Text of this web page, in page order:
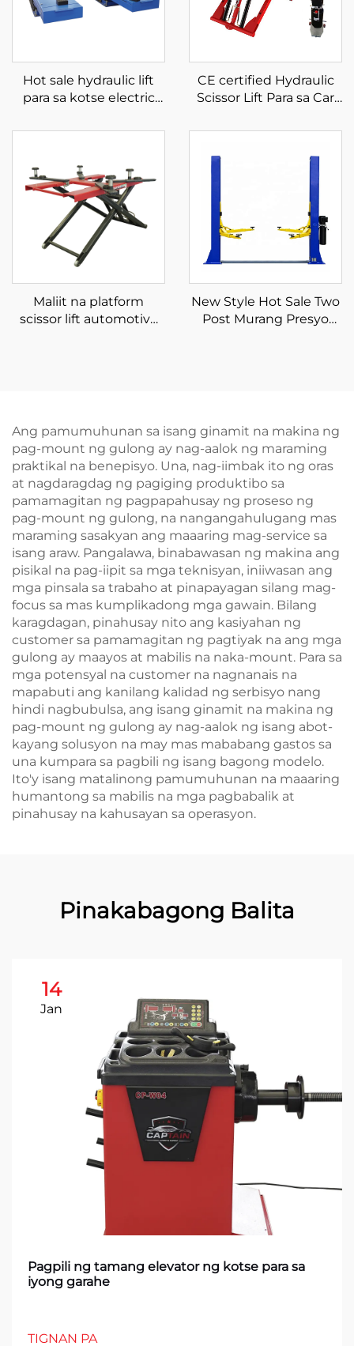
Hot sale hydraulic lift
para sa kotse electric
scissor lift para sa kotse
CE certified Hydraulic
Scissor Lift Para sa Car
Lifter
Maliit na platform
scissor lift automotive
New Style Hot Sale Two
Post Murang Presyo
Ang pamumuhunan sa isang ginamit na makina ng
pag-mount ng gulong ay nag-aalok ng maraming
praktikal na benepisyo. Una, nag-iimbak ito ng oras
at nagdaragdag ng pagiging produktibo sa
pamamagitan ng pagpapahusay ng proseso ng
pag-mount ng gulong, na nangangahulugang mas
maraming sasakyan ang maaaring mag-service sa
isang araw. Pangalawa, binabawasan ng makina ang
pisikal na pag-iipit sa mga teknisyan, iniiwasan ang
mga pinsala sa trabaho at pinapayagan silang mag-
focus sa mas kumplikadong mga gawain. Bilang
karagdagan, pinahusay nito ang kasiyahan ng
customer sa pamamagitan ng pagtiyak na ang mga
gulong ay maayos at mabilis na naka-mount. Para sa
mga potensyal na customer na nagnanais na
mapabuti ang kanilang kalidad ng serbisyo nang
hindi nagbubulsa, ang isang ginamit na makina ng
pag-mount ng gulong ay nag-aalok ng isang abot-
kayang solusyon na may mas mababang gastos sa
una kumpara sa pagbili ng isang bagong modelo.
Ito'y isang matalinong pamumuhunan na maaaring
humantong sa mabilis na mga pagbabalik at
pinahusay na kahusayan sa operasyon.
Pinakabagong Balita
14
Jan
Pagpili ng tamang elevator ng kotse para sa
iyong garahe
TIGNAN PA